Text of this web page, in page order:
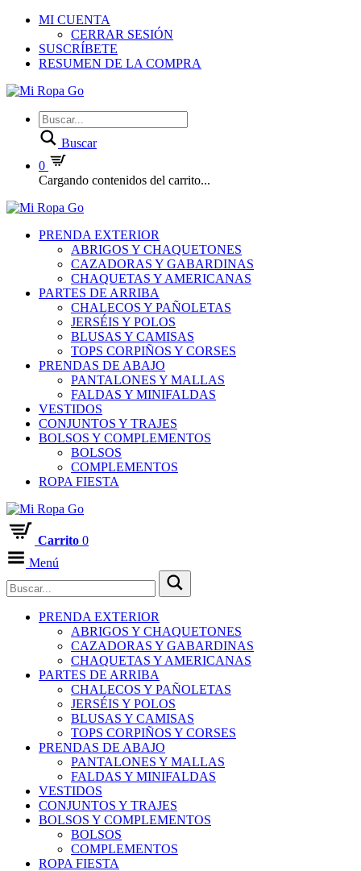
MI CUENTA
CERRAR SESIÓN
SUSCRÍBETE
RESUMEN DE LA COMPRA
Buscar
0
Cargando contenidos del carrito...
PRENDA EXTERIOR
ABRIGOS Y CHAQUETONES
CAZADORAS Y GABARDINAS
CHAQUETAS Y AMERICANAS
PARTES DE ARRIBA
CHALECOS Y PAÑOLETAS
JERSÉIS Y POLOS
BLUSAS Y CAMISAS
TOPS CORPIÑOS Y CORSES
PRENDAS DE ABAJO
PANTALONES Y MALLAS
FALDAS Y MINIFALDAS
VESTIDOS
CONJUNTOS Y TRAJES
BOLSOS Y COMPLEMENTOS
BOLSOS
COMPLEMENTOS
ROPA FIESTA
Carrito 0
Menú
PRENDA EXTERIOR
ABRIGOS Y CHAQUETONES
CAZADORAS Y GABARDINAS
CHAQUETAS Y AMERICANAS
PARTES DE ARRIBA
CHALECOS Y PAÑOLETAS
JERSÉIS Y POLOS
BLUSAS Y CAMISAS
TOPS CORPIÑOS Y CORSES
PRENDAS DE ABAJO
PANTALONES Y MALLAS
FALDAS Y MINIFALDAS
VESTIDOS
CONJUNTOS Y TRAJES
BOLSOS Y COMPLEMENTOS
BOLSOS
COMPLEMENTOS
ROPA FIESTA